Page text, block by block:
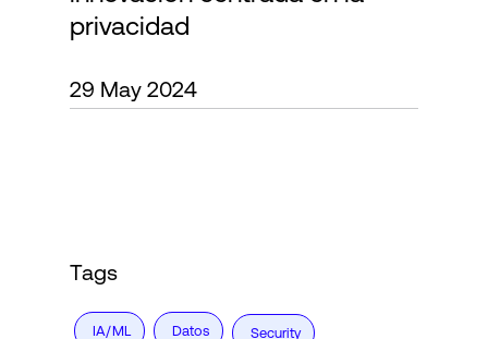
privacidad
29 May 2024
Tags
IA/ML Datos Security